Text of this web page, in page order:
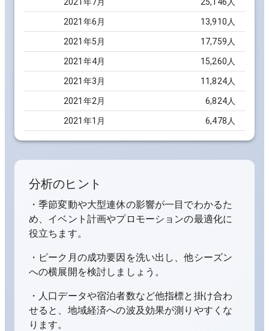
2021 年6 月 13,910 人
2021 年5 月 17,759 人
2021 年4月 15,260 人
2021 年3 月 11,824人
2021 年2 月 6,824人
2021 年1 月 6,478 人
分析のヒント
・季節変動や大型連休の影響が一目でわかるた
め、イベント計画やプロモーションの最適化に
役立ちます。
・ピーク月の成功要因を洗い出し、他シーズン
への横展開を検討しましょう。
・人口データや宿泊者数など他指標と掛け合わ
せると、地域経済への波及効果が測りやすくな
ります。